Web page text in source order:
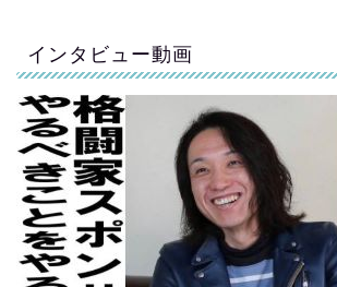
インタビュー動画